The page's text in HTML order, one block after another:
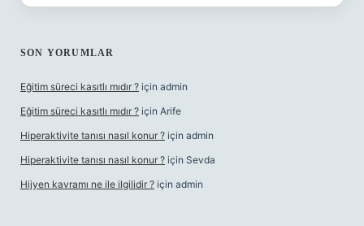
SON YORUMLAR
Eğitim süreci kasıtlı mıdır ? için admin
Eğitim süreci kasıtlı mıdır ? için Arife
Hiperaktivite tanısı nasıl konur ? için admin
Hiperaktivite tanısı nasıl konur ? için Sevda
Hijyen kavramı ne ile ilgilidir ? için admin